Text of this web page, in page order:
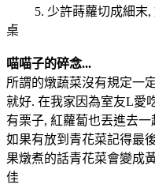
5. 少許蒔蘿切成細末,
桌
喵喵子的碎念...
所謂的燉蔬菜沒有規定一
就好. 在我家因為室友L愛
有栗子, 紅蘿蔔也丟進去
如果有放到青花菜記得最
果燉煮的話青花菜會變成
佳